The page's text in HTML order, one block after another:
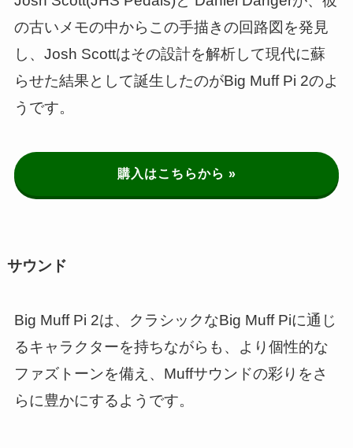
の古いメモの中からこの手描きの回路図を発見
し、Josh Scottはその設計を解析して現代に蘇
らせた結果として誕生したのがBig Muff Pi 2のよ
うです。
購入はこちらから »
サウンド
Big Muff Pi 2は、クラシックなBig Muff Piに通じ
るキャラクターを持ちながらも、より個性的な
ファズトーンを備え、Muffサウンドの彩りをさ
らに豊かにするようです。